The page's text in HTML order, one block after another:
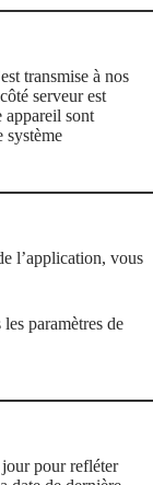
transmise à nos
serveur est
appareil sont
système
l’application, vous
paramètres de
pour refléter